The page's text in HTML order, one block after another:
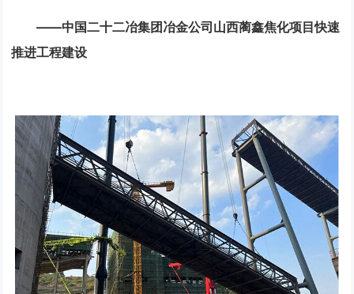
——中国二十二冶集团冶金公司山西蔺鑫焦化项目快速
推进工程建设